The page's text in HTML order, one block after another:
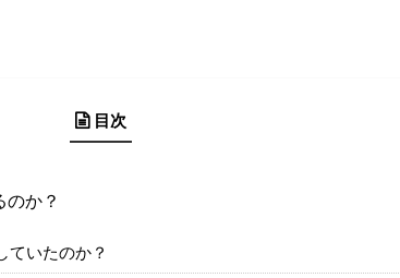
目次
か？
ていたのか？